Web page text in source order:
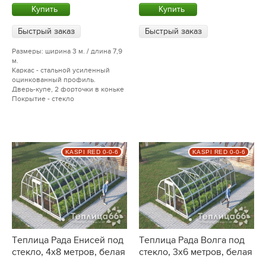
Купить
Быстрый заказ
Размеры: ширина 3 м. / длина 7,9
м.
Каркас - стальной усиленный
оцинкованный профиль.
Дверь-купе, 2 форточки в коньке
Покрытие - стекло
Купить
Быстрый заказ
Теплица Рада Енисей под
стекло, 4х8 метров, белая
KASPI RED 0-0-6
Теплица Рада Волга под
стекло, 3х6 метров, белая
KASPI RED 0-0-6